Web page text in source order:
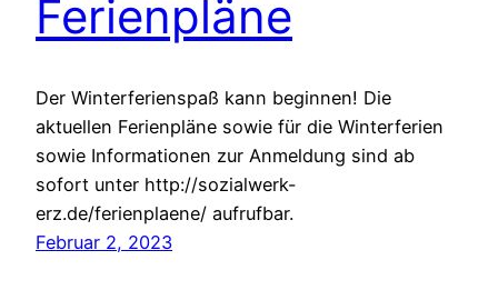
Ferienpläne
Der Winterferienspaß kann beginnen! Die
aktuellen Ferienpläne sowie für die Winterferien
sowie Informationen zur Anmeldung sind ab
sofort unter http://sozialwerk-
erz.de/ferienplaene/ aufrufbar.
Februar 2, 2023